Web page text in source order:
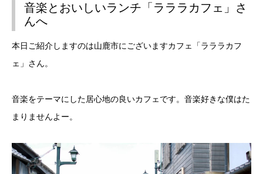
音楽とおいしいランチ「ラララカフェ」さ
んへ
本日ご紹介しますのは山鹿市にございますカフェ「ラララカフ
ェ」さん。
音楽をテーマにした居心地の良いカフェです。音楽好きな僕はた
まりませんよー。